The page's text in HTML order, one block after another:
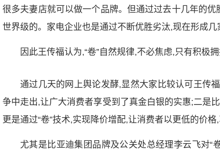
很多夫妻店就可以做一个品牌。但通过过去十几年的
世界级的。家电企业也是通过不断优胜劣汰,现在形成
因此王传福认为,“卷”自然规律,不必焦虑,只有积极
通过几天的网上舆论发酵,显然大家比较认可王传
争中走出,让广大消费者享受到了真金白银的实惠;二是
更是通过“卷”技术,实现降价增配,让消费者以更低的价
尤其是比亚迪集团品牌及公关处总经理李云飞对“